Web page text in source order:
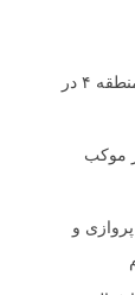
خدمات رسانی موکب محبان الرضای شهرداری منطقه ۴ در
موکب
و